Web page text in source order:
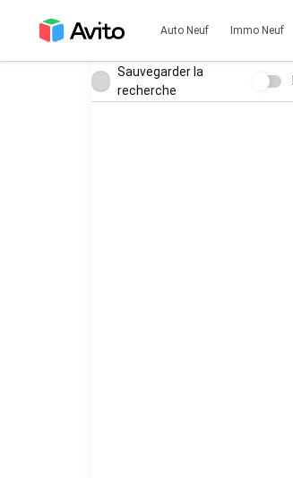
Auto Neuf Immo Neuf
Sauvegarder la
recherche